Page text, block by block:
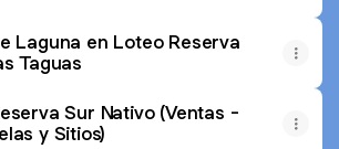
Laguna en Loteo Reserva
Taguas
Sur Nativo (Ventas -
y Sitios)